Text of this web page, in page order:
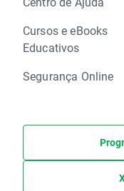
Cursos e eBooks
Educativos
Segurança Online